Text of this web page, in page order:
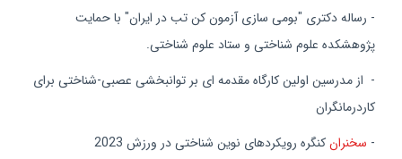
- رساله دکتری "بومی سازی آزمون کن تب در ایران" با حمایت
پژوهشکده علوم شناختی و ستاد علوم شناختی.
- از مدرسین اولین کارگاه مقدمه ای بر توانبخشی عصبی-شناختی برای
کاردرمانگران
- سخنرانکنگره رویکردهای نوین شناختی در ورزش 2023